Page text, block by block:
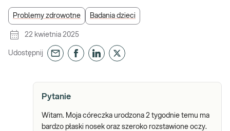
Problemy zdrowotne Badania dzieci
22 kwietnia 2025
Udostępnij
Pytanie
Witam. Moja córeczka urodzona 2 tygodnie temu ma
bardzo płaski nosek oraz szeroko rozstawione oczy.